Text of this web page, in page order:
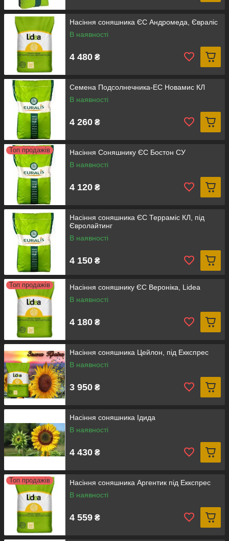
Насіння соняшника ЄС Андромеда, Євраліс
В наявності
4 480 ₴
Ceмeнa Пoдcoлнeчникa-EC Hoвамиc КЛ
В наявності
4 260 ₴
Топ продажів
Насіння Соняшнику ЄС Бостон СУ
В наявності
4 120 ₴
Насіння соняшника ЄС Терраміс КЛ, під
Євролайтинг
В наявності
4 150 ₴
Топ продажів
Насіння соняшнику ЄС Вероніка, Lidea
В наявності
4 180 ₴
Насіння соняшника Цейлон, під Еккспрес
В наявності
3 950 ₴
Насіння соняшника Ідида
В наявності
4 430 ₴
Топ продажів
Насіння соняшника Аргентик під Еккспрес
В наявності
4 559 ₴